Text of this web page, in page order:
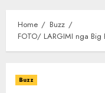
Home
Buzz
FOTO/ LARGIMI nga
Buzz